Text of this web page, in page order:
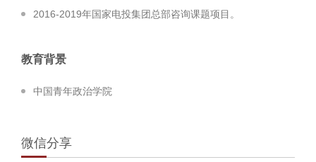
2016-2019年国家电投集团总部咨询课题项目。
教育背景
中国青年政治学院
微信分享